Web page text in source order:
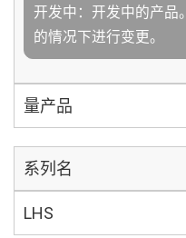
开发中：开发中的产品
的情况下进行变更。
量产品
系列名
LHS